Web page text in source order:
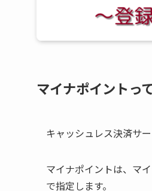
マイナポイントっ
キャッシュレス決済サ
マイナポイントは、マ
で指定します。